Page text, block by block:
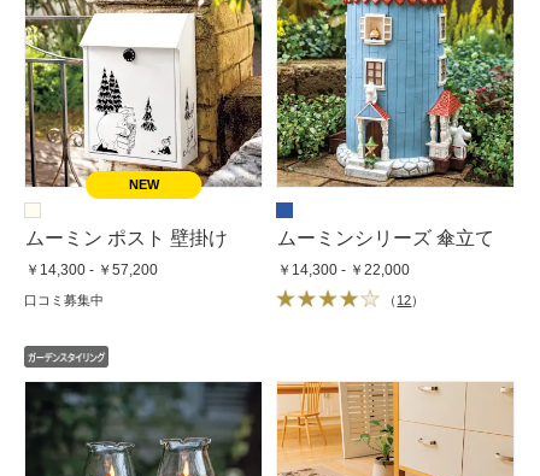
ムーミン ポスト 壁掛け
￥14,300 - ￥57,200
口コミ募集中
ムーミンシリーズ 傘立て
￥14,300 - ￥22,000
（ 12）